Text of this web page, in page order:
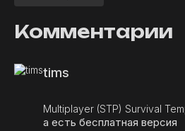
Комментарии
tims
Multiplayer (STP) Survival
а есть бесплатная версия